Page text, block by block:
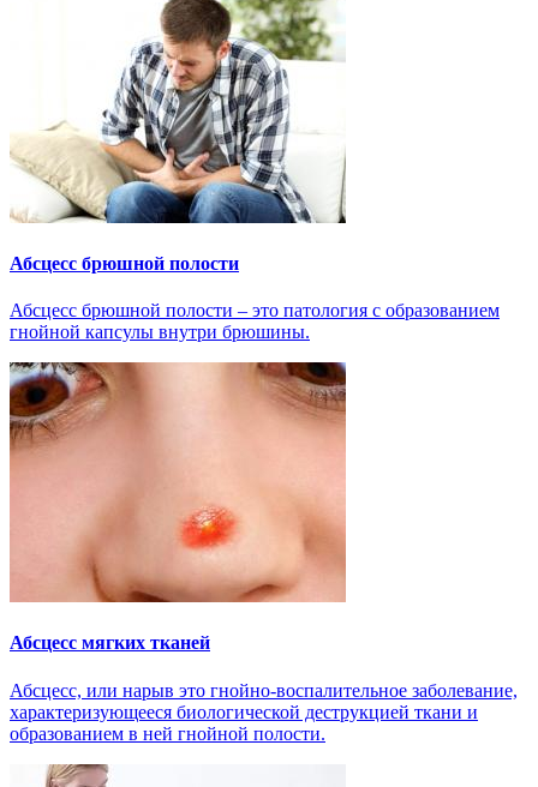
Абсцесс брюшной полости
Абсцесс брюшной полости – это патология с образованием
гнойной капсулы внутри брюшины.
Абсцесс мягких тканей
Абсцесс, или нарыв это гнойно-воспалительное заболевание,
характеризующееся биологической деструкцией ткани и
образованием в ней гнойной полости.